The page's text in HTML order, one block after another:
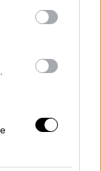
για
seen
a gun